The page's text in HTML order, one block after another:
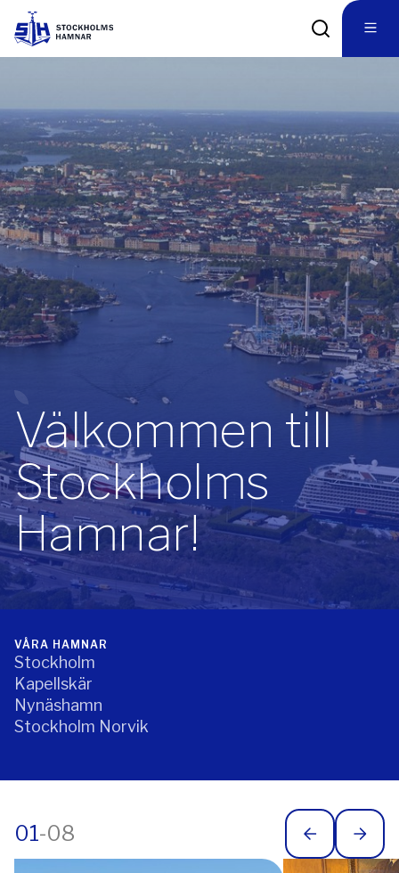
Välkommen till
Stockholms
Hamnar!
VÅRA HAMNAR
Stockholm
Kapellskär
Nynäshamn
Stockholm Norvik
01-08